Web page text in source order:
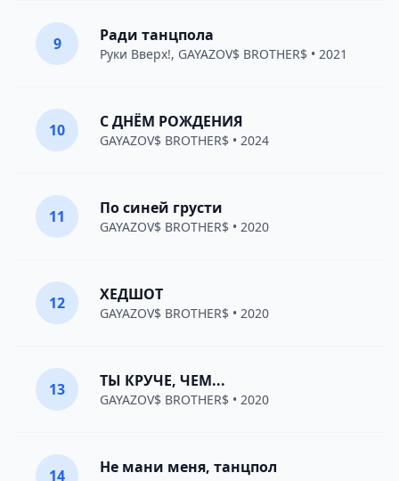
9 Ради танцпола
Руки Вверх!, GAYAZOV$ BROTHER$ • 2021
10 С ДНЁМ РОЖДЕНИЯ
GAYAZOV$ BROTHER$ • 2024
11 По синей грусти
GAYAZOV$ BROTHER$ • 2020
12 ХЕДШОТ
GAYAZOV$ BROTHER$ • 2020
13 ТЫ КРУЧЕ, ЧЕМ...
GAYAZOV$ BROTHER$ • 2020
14 Не мани меня, танцпол